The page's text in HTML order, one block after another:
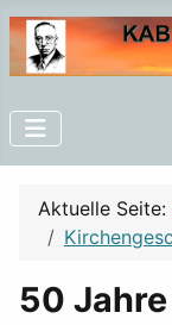
Aktuelle Seite:
50